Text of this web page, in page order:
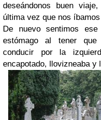
deseándonos buen
última vez que nos
De nuevo sentimos
estómago al tener
conducir por la
encapotado, llovizneaba y